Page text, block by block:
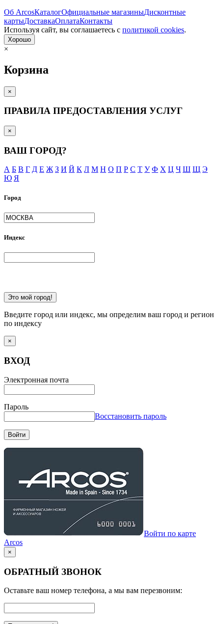
Об ArcosКаталогОфициальные магазиныДисконтные
картыДоставкаОплатаКонтакты
Используя сайт, вы согла­шаетесь с политикой cookies.
Хорошо
×
Корзина
×
ПРАВИЛА ПРЕДОСТАВЛЕНИЯ УСЛУГ
×
ВАШ ГОРОД?
А Б В Г Д Е Ж З И Й К Л М Н О П Р С Т У Ф Х Ц Ч Ш Щ Э
Ю Я
Город
Индекс
Это мой город!
Введите город или индекс, мы определим ваш город и регион
по индексу
×
ВХОД
Электронная почта
Пароль
Восстановить пароль
Войти
Войти по карте
Arcos
×
ОБРАТНЫЙ ЗВОНОК
Оставьте ваш номер телефона, а мы вам перезвоним: